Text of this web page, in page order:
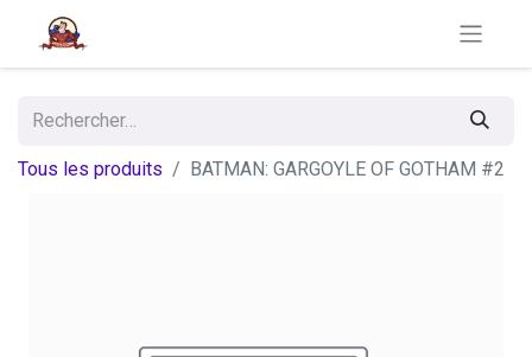
Tous les produits BATMAN: GARGOYLE OF GOTHAM #2